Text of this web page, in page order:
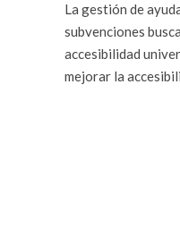
La gestión de
subvenciones
accesibilidad
mejorar la